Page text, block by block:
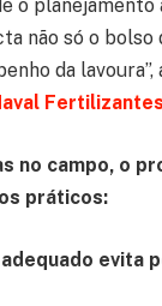
o planejamento
não só o bolso
da lavoura”,
no campo, o
práticos:
evita